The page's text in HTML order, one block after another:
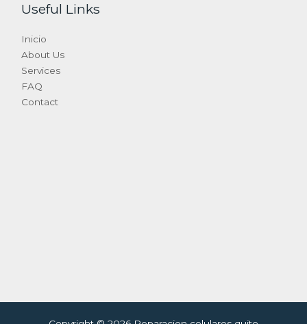
Useful Links
Inicio
About Us
Services
FAQ
Contact